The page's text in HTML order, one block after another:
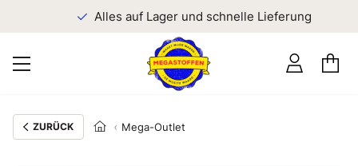
Alles auf Lager und schnelle Lieferung
ZURÜCK Mega-Outlet